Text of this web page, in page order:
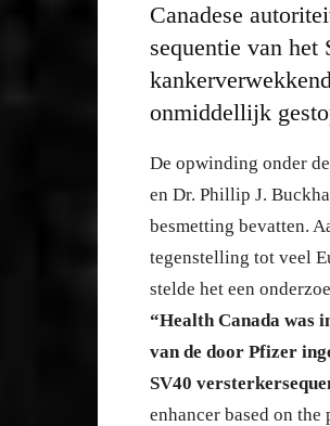
Canadese
sequentie van
onmiddellijk
De opwinding onder
en Dr. Phillip J.
besmetting bevatten.
tegenstelling tot veel
stelde het een
“Health Canada was
van de door Pfizer
SV40
enhancer based on